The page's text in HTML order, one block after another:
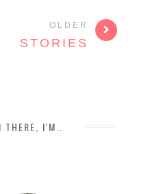
OLDER
STORIES
THERE, I'M..